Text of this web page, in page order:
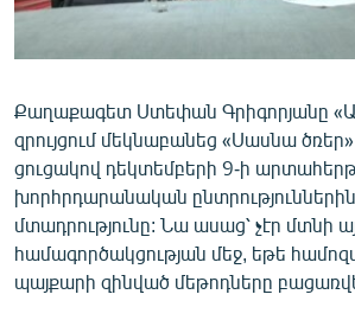
ԿՈՐՈՆԱՎԻՐՈՒՍ
ՏԵՍԱՆՅՈՒԹԵՐ
ԲԱՆԱՎԵՃ
ՁԳՏԵԼՈՎ ԼԱՎԱԳՈՒՅՆԻՆ
ՓՈԴՔԱՍԹ
Քաղաքագետ Ստեփան Գրիգորյանը
զրույցում մեկնաբանեց «Սասնա
ցուցակով դեկտեմբերի 9-ի
խորհրդարանական
մտադրությունը: Նա ասաց՝ չէր մտնի
համագործակցության մեջ, եթե
պայքարի զինված մեթոդները